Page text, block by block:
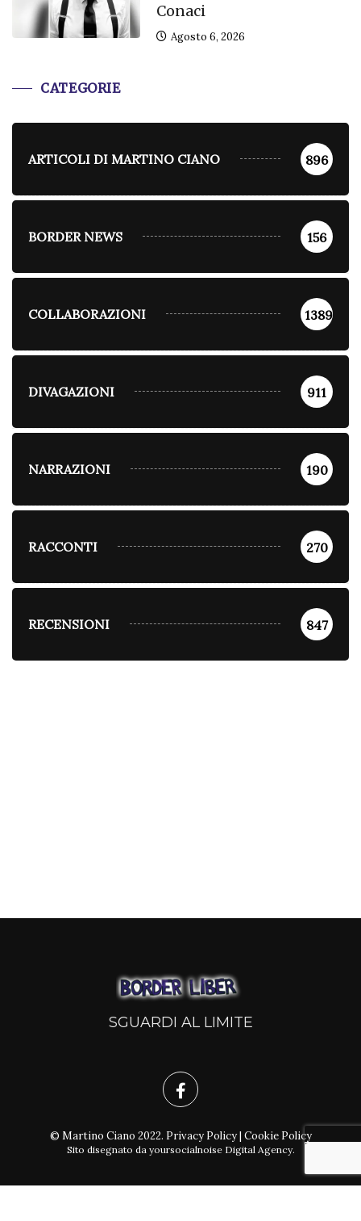
Conaci
Agosto 6, 2026
CATEGORIE
ARTICOLI DI MARTINO CIANO 896
BORDER NEWS 156
COLLABORAZIONI 1389
DIVAGAZIONI 911
NARRAZIONI 190
RACCONTI 270
RECENSIONI 847
SGUARDI AL LIMITE
© Martino Ciano 2022. Privacy Policy| Cookie Policy
Sito disegnato da yoursocialnoise Digital Agency.